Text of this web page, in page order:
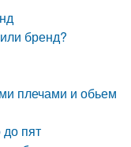
бренд?
плечами и обьем
пят